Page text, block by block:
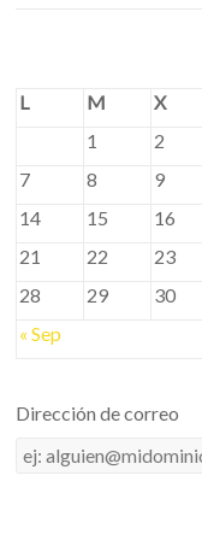
L
M X
« Sep
1 2
7
8 9
14
15 16
21
22 23
28
29 30
Dirección de correo
Dirección
de